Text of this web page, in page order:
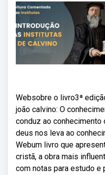
Websobre o livro3ª
joão calvino: O
conduz ao conhecimento
deus nos leva ao
Webum livro que
cristã, a obra mais
com notas para estudo e